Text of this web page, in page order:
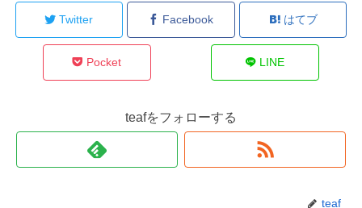
Twitter Facebook はてブ
Pocket LINE
teafをフォローする
teaf